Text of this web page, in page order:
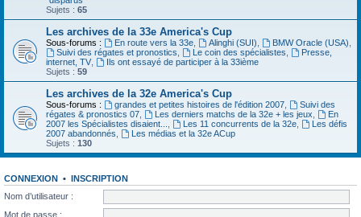
Sujets : 65
Les archives de la 33e America's Cup
Sous-forums : En route vers la 33e, Alinghi (SUI), BMW Oracle (USA),
Suivi des régates et pronostics, Le coin des spécialistes,
Presse,
internet, TV,
Ils ont essayé de participer à la 33ième
Sujets : 59
Les archives de la 32e America's Cup
Sous-forums : grandes et petites histoires de l'édition 2007,
Suivi des
régates & pronostics 07, Les derniers matchs de la 32e + les jeux,
En
2007 les Spécialistes disaient..., Les 11 concurrents de la 32e,
Les défis
2007 abandonnés,
Les médias et la 32e ACup
Sujets : 130
CONNEXION •
INSCRIPTION
Nom d’utilisateur :
Mot de passe :